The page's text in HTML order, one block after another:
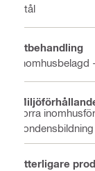
Stål
Ytbehandling
Inomhusbelagd
Torra
Ytterligare